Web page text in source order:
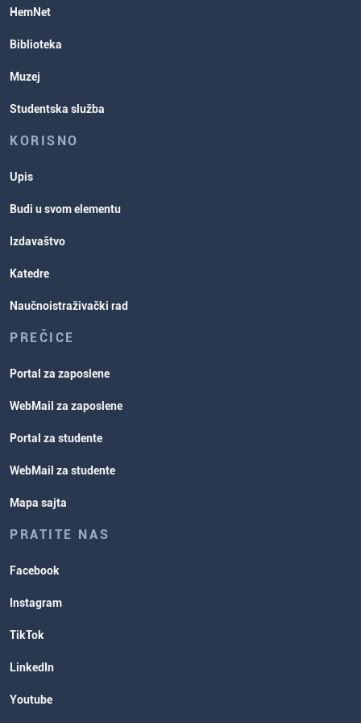
HemNet
Biblioteka
Muzej
Studentska služba
KORISNO
Upis
Budi u svom elementu
Izdavaštvo
Katedre
Naučnoistraživački rad
PREČICE
Portal za zaposlene
WebMail za zaposlene
Portal za studente
WebMail za studente
Mapa sajta
PRATITE NAS
Facebook
Instagram
TikTok
LinkedIn
Youtube